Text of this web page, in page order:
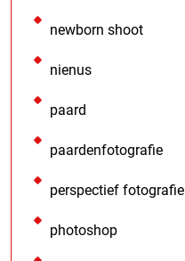
newborn shoot
nienus
paard
paardenfotografie
perspectief fotografie
photoshop